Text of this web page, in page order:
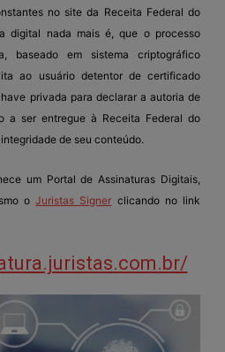
no site da Receita Federal do
digital nada mais é, que o processo
baseado em sistema criptográfico
ao usuário detentor de certificado
privada para declarar a autoria de
a ser entregue à Receita Federal do
de seu conteúdo.
um Portal de Assinaturas Digitais,
oJuristas Signer clicando no link